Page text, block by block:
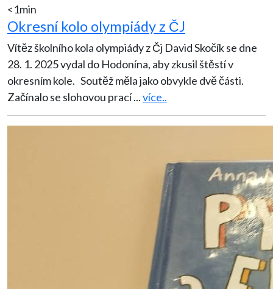
<1min
Okresní kolo olympiády z ČJ
Vítěz školního kola olympiády z Čj David Skočík se dne
28. 1. 2025 vydal do Hodonína, aby zkusil štěstí v
okresním kole. Soutěž měla jako obvykle dvě části.
Začínalo se slohovou prací...více..